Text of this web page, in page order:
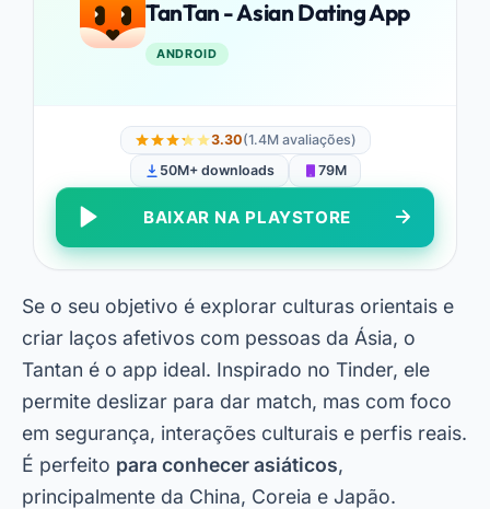
TanTan - Asian Dating App
ANDROID
3.30(1.4M avaliações)
50M+ downloads
79M
BAIXAR NA PLAYSTORE
Se o seu objetivo é explorar culturas orientais e
criar laços afetivos com pessoas da Ásia, o
Tantan é o app ideal. Inspirado no Tinder, ele
permite deslizar para dar match, mas com foco
em segurança, interações culturais e perfis reais.
É perfeito para conhecer asiáticos,
principalmente da China, Coreia e Japão.